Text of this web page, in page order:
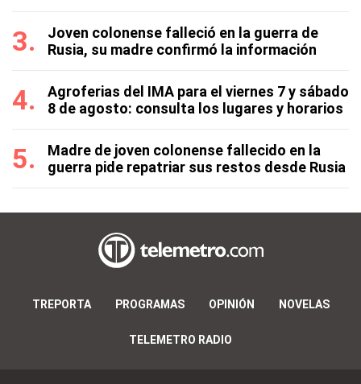
Joven colonense falleció en la guerra de
Rusia, su madre confirmó la información
Agroferias del IMA para el viernes 7 y sábado
8 de agosto: consulta los lugares y horarios
Madre de joven colonense fallecido en la
guerra pide repatriar sus restos desde Rusia
TREPORTA PROGRAMAS OPINIÓN NOVELAS
TELEMETRO RADIO